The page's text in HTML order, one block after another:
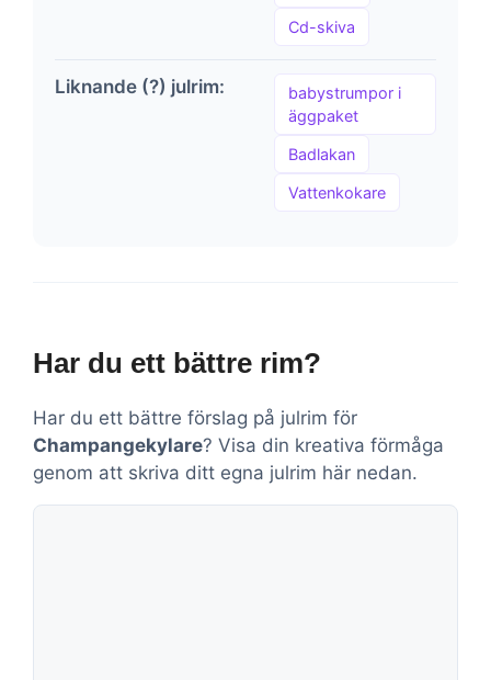
Cd-skiva
Liknande (?) julrim:
babystrumpor i
äggpaket
Badlakan
Vattenkokare
Har du ett bättre rim?
Har du ett bättre förslag på julrim för
Champangekylare? Visa din kreativa förmåga
genom att skriva ditt egna julrim här nedan.
Kommentar